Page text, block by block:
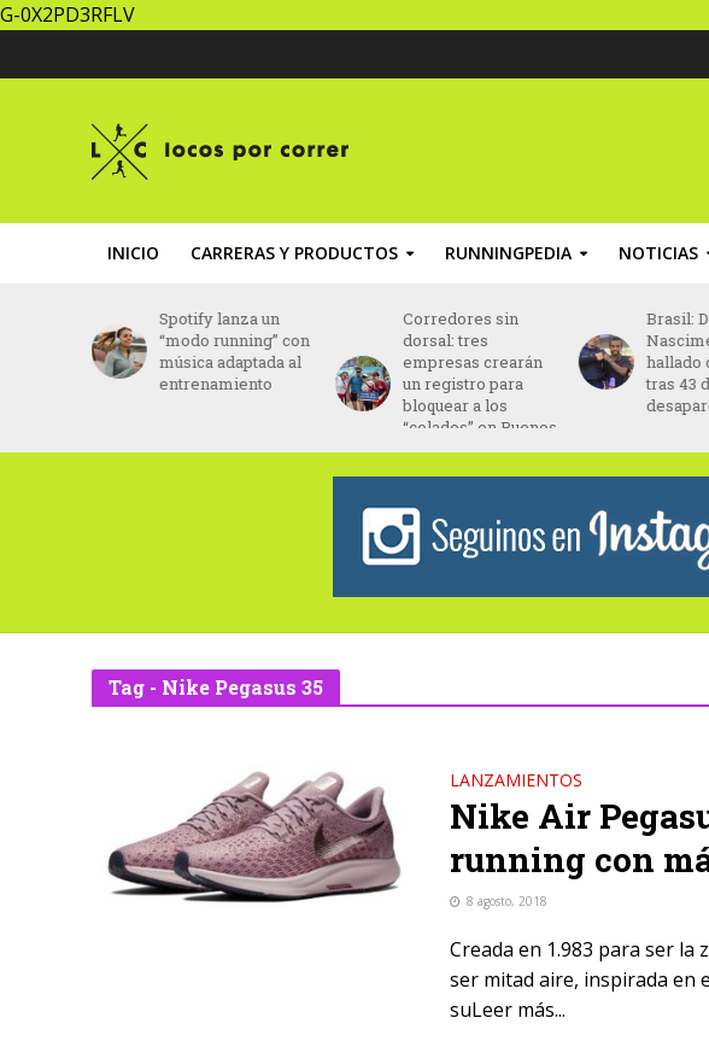
G-0X2PD3RFLV
INICIO CARRERAS Y PRODUCTOS RUNNINGPEDIA NOTICIAS
Spotify lanza un
“modo running” con
música adaptada al
entrenamiento
Corredores sin
dorsal: tres
empresas crearán
un registro para
bloquear a los
“colados” en Buenos
Aires
Brasil:
hallado
tras 43
Tag - Nike Pegasus 35
LANZAMIENTOS
Nike Air
running con
8 agosto, 2018
Creada en 1.983 para ser
ser mitad aire, inspirada en
suLeer más...